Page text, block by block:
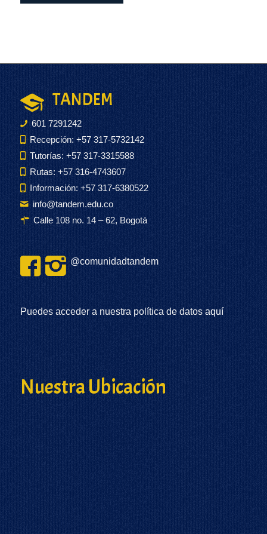
TANDEM
601 7291242
Recepción: +57 317-5732142
Tutorías: +57 317-3315588
Rutas: +57 316-4743607
Información: +57 317-6380522
info@tandem.edu.co
Calle 108 no. 14 – 62, Bogotá
@comunidadtandem
Puedes acceder a nuestra política de datosaquí
Nuestra Ubicación